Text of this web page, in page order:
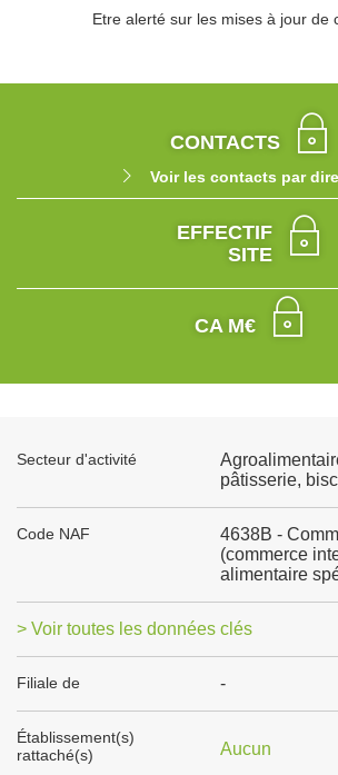
Etre alerté sur les mises à jour de
CONTACTS
Voir les contacts par
EFFECTIF
SITE
CA M€
Secteur d'activité
pâtisserie,
Code NAF
4638B -
(commerce
alimentaire
> Voir toutes les données clés
Filiale de -
Établissement(s)
rattaché(s)
Aucun